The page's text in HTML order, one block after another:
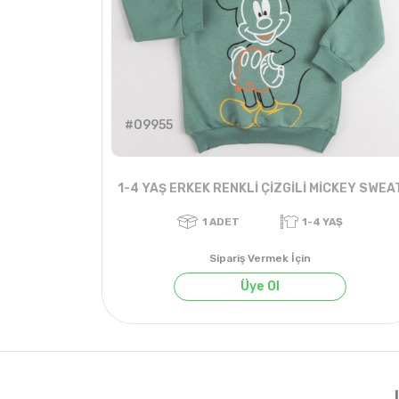
#09955
1-4 YAŞ ERKEK RENKLİ ÇİZGİLİ MİCKEY
Sipariş Vermek İçin
Üye Ol